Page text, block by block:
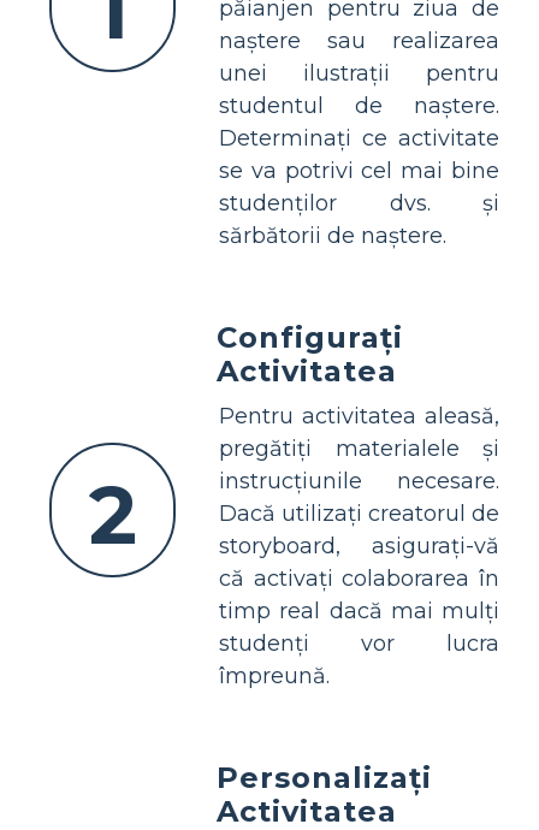
păianjen pentru ziua de
naștere sau realizarea
unei ilustrații pentru
studentul de naștere.
Determinați ce activitate
se va potrivi cel mai bine
studenților dvs. și
sărbătorii de naștere.
2
Configurați
Activitatea
Pentru activitatea aleasă,
pregătiți materialele și
instrucțiunile necesare.
Dacă utilizați creatorul de
storyboard, asigurați-vă
că activați colaborarea în
timp real dacă mai mulți
studenți vor lucra
împreună.
Personalizați
Activitatea